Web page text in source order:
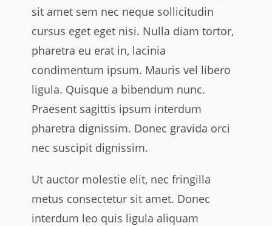
sit amet sem nec neque sollicitudin
cursus eget eget nisi. Nulla diam tortor,
pharetra eu erat in, lacinia
condimentum ipsum. Mauris vel libero
ligula. Quisque a bibendum nunc.
Praesent sagittis ipsum interdum
pharetra dignissim. Donec gravida orci
nec suscipit dignissim.
Ut auctor molestie elit, nec fringilla
metus consectetur sit amet. Donec
interdum leo quis ligula aliquam